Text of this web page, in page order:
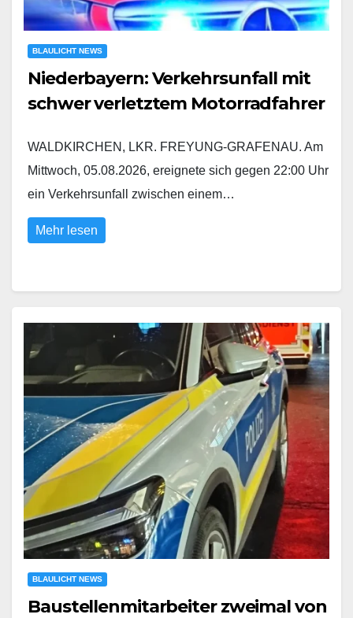
BLAULICHT NEWS
Niederbayern: Verkehrsunfall mit
schwer verletztem Motorradfahrer
WALDKIRCHEN, LKR. FREYUNG-GRAFENAU. Am
Mittwoch, 05.08.2026, ereignete sich gegen 22:00 Uhr
ein Verkehrsunfall zwischen einem…
Mehr lesen
BLAULICHT NEWS
Baustellenmitarbeiter zweimal von